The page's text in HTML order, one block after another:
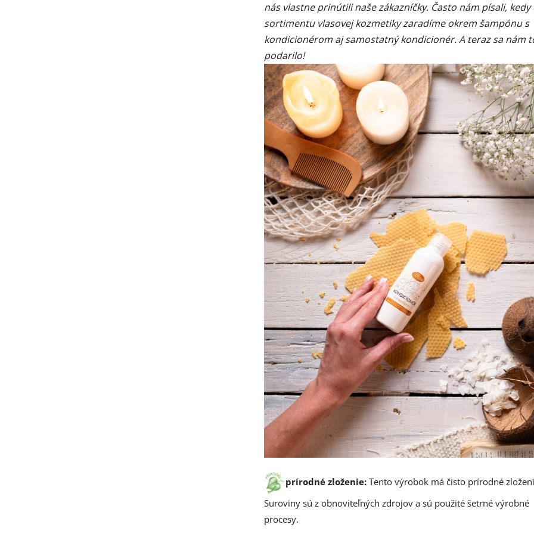
nás vlastne prinútili naše zákazníčky. Často nám písali, kedy
sortimentu vlasovej kozmetiky zaradíme okrem šampónu s
kondicionérom aj samostatný kondicionér. A teraz sa nám
podarilo!
prírodné zloženie: Tento výrobok má čisto prírodné
Suroviny sú z obnoviteľných zdrojov a sú použité šetrné výrobné
procesy.